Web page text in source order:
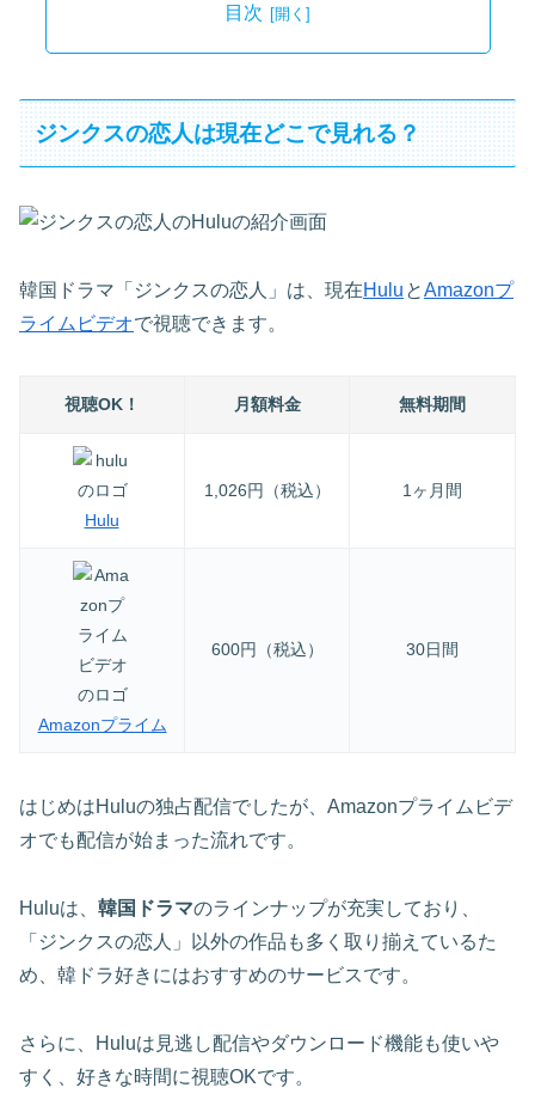
目次
ジンクスの恋人は現在どこで見れる？
韓国ドラマ「ジンクスの恋人」は、現在Hulu とAmazonプ
ライムビデオで視聴できます。
視聴OK！ 月額料金 無料期間
Hulu
1,026円（税込） 1ヶ月間
Amazonプライム
600円（税込） 30日間
はじめはHuluの独占配信でしたが、Amazonプライムビデ
オでも配信が始まった流れです。
Huluは、 韓国ドラマのラインナップが充実しており、
「ジンクスの恋人」以外の作品も多く取り揃えているた
め、韓ドラ好きにはおすすめのサービスです。
さらに、Huluは見逃し配信やダウンロード機能も使いや
すく、好きな時間に視聴OKです。